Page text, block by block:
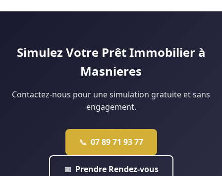
qui est réellement faisable.
Simulez Votre Prêt Immobilier à
Masnieres
Contactez-nous pour une simulation gratuite et sans
engagement.
📞 07 89 71 93 77
📅 Prendre Rendez-vous